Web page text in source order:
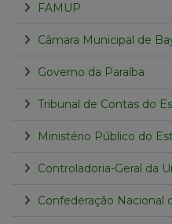
FAMUP
Câmara Municipal de
Governo da Paraíba
Tribunal de Contas do
Ministério Público do
Controladoria-Geral da
Confederação Nacional